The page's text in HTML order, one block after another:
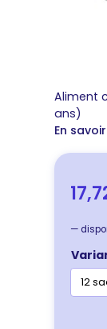
Aliment
ans)
En
—